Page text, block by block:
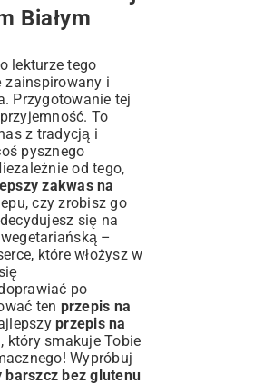
Białym
lekturze tego
zainspirowany i
Przygotowanie tej
To
z tradycją i
pysznego
od tego,
zakwas na
czy zrobisz go
się na
–
które włożysz w
po
ten przepis na
przepis na
który smakuje Tobie
Wypróbuj
barszcz bez glutenu